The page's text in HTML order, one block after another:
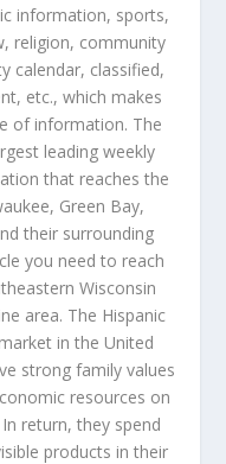
information, sports,
religion, community
calendar, classified,
etc., which makes
of information. The
leading weekly
that reaches the
Green Bay,
their surrounding
you need to reach
Wisconsin
area. The Hispanic
in the United
strong family values
resources on
return, they spend
products in their